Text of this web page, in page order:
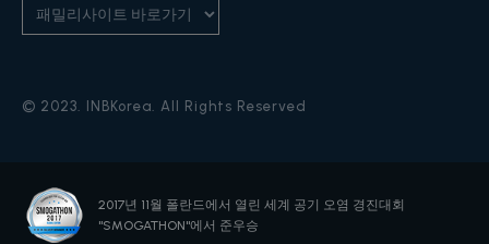
© 2023. INBKorea. All Rights Reserved
2017년 11월 폴란드에서 열린 세계 공기 오염 경진대회
"SMOGATHON"에서 준우승